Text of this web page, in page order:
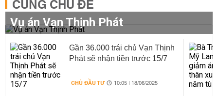
CÙNG CHỦ ĐỀ
Vụ án Vạn Thịnh Phát
Gần 36.000 trái chủ Vạn Thịnh
Phát sẽ nhận tiền trước 15/7
CHỦ ĐẦU TƯ 10:05 | 18/06/2025